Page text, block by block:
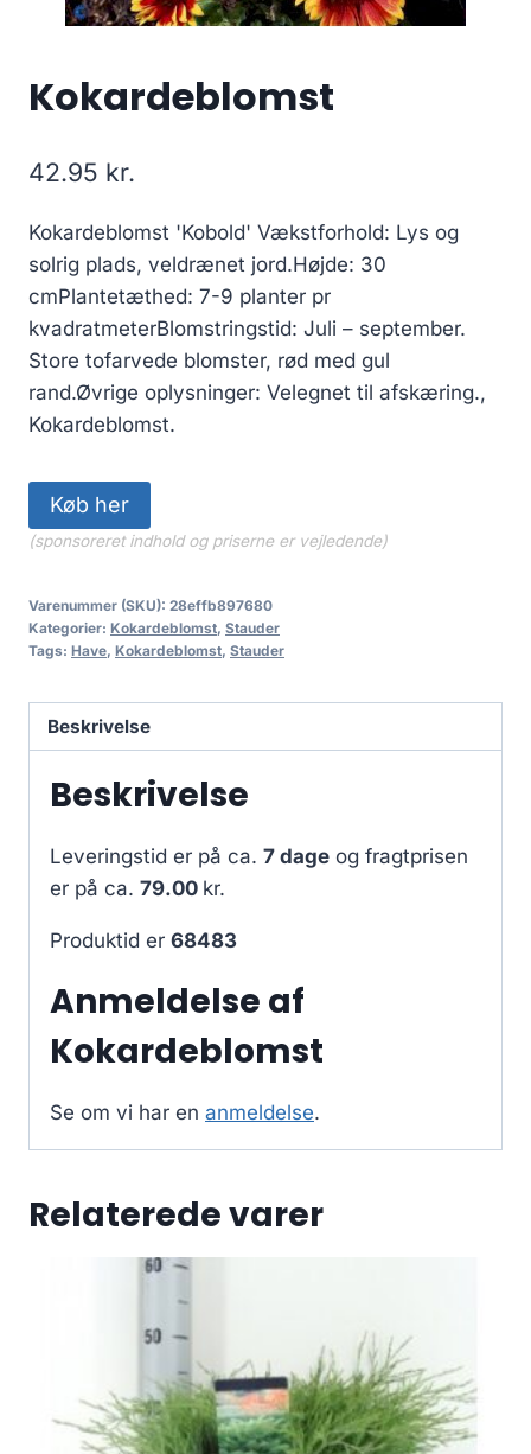
Kokardeblomst
42.95 kr.
Kokardeblomst 'Kobold' Vækstforhold: Lys og
solrig plads, veldrænet jord.Højde: 30
cmPlantetæthed: 7-9 planter pr
kvadratmeterBlomstringstid: Juli – september.
Store tofarvede blomster, rød med gul
rand.Øvrige oplysninger: Velegnet til afskæring.,
Kokardeblomst.
Køb her
(sponsoreret indhold og priserne er vejledende)
Varenummer (SKU): 28effb897680
Kategorier: Kokardeblomst, Stauder
Tags: Have, Kokardeblomst, Stauder
Beskrivelse
Beskrivelse
Leveringstid er på ca. 7 dage og fragtprisen
er på ca. 79.00 kr.
Produktid er 68483
Anmeldelse af
Kokardeblomst
Se om vi har en anmeldelse.
Relaterede varer